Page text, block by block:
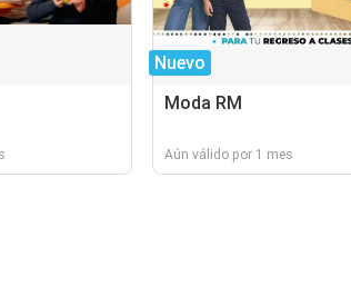
Nuevo
Moda RM
Aún válido por 1 mes